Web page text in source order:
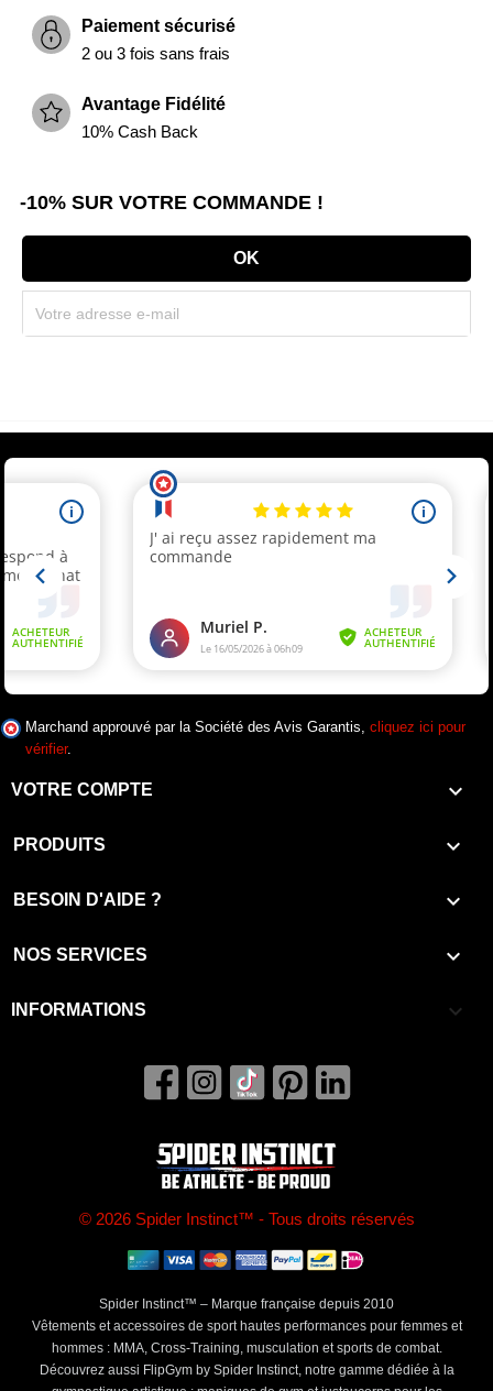
Paiement sécurisé
2 ou 3 fois sans frais
Avantage Fidélité
10% Cash Back
-10% SUR VOTRE COMMANDE !
Marchand approuvé par la Société des Avis Garantis, cliquez ici pour
vérifier.
VOTRE COMPTE 
PRODUITS 
BESOIN D'AIDE ? 
NOS SERVICES 
INFORMATIONS keyboard_arrow_down
© 2026 Spider Instinct™ - Tous droits réservés
Spider Instinct™ – Marque française depuis 2010
Vêtements et accessoires de sport hautes performances pour femmes et
hommes : MMA, Cross-Training, musculation et sports de combat.
Découvrez aussi FlipGym by Spider Instinct, notre gamme dédiée à la